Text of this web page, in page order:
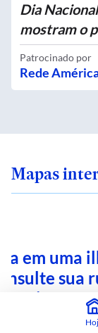
Dia
mostram o
Patrocinado por
Rede
Mapas
em uma
sua